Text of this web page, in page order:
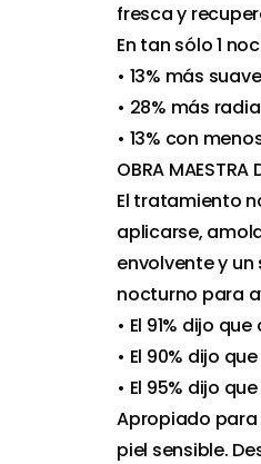
fresca y
En tan sólo 1
• 13% más
• 28% más
• 13% con
OBRA MAESTRA
El tratamiento
aplicarse,
envolvente y
nocturno para
• El 91% dijo
• El 90% dijo
• El 95% dijo
Apropiado
piel sensible.